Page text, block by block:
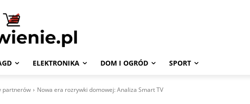
ELEKTRONIKA DOM I OGRÓD SPORT
partnerów Nowa era rozrywki domowej: Analiza Smart TV